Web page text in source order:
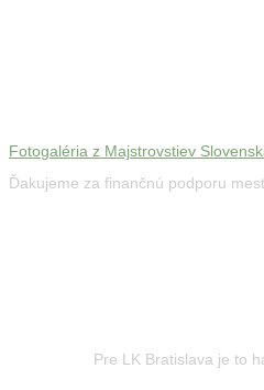
Fotogaléria z Majstrovstiev
Ďakujeme za finančnú podporu
Pre LK Bratislava je to